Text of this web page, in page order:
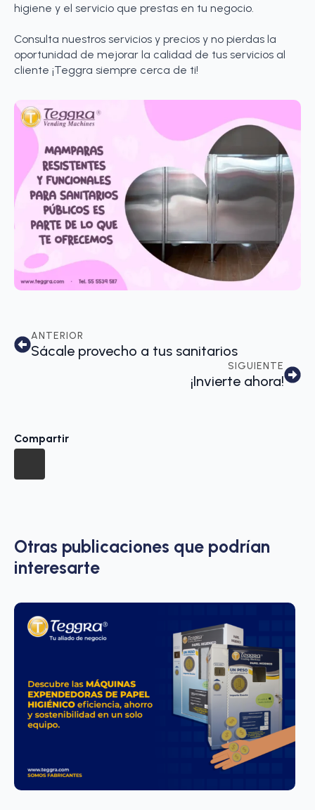
higiene y el servicio que prestas en tu negocio.
Consulta nuestros servicios y precios y no pierdas la
oportunidad de mejorar la calidad de tus servicios al
cliente ¡Teggra siempre cerca de ti!
ANTERIOR
Sácale provecho a tus sanitarios
SIGUIENTE
¡Invierte ahora!
Compartir
Otras publicaciones que podrían
interesarte